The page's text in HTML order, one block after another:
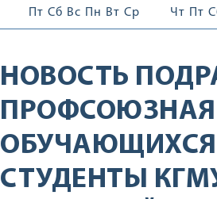
Пт Сб Вс Пн Вт Ср
Чт Пт
НОВОСТЬ
ОБУЧАЮЩИХСЯ
СТУДЕНТЫ